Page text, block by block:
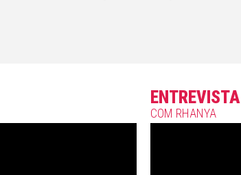
ENTREVISTA
COM RHANYA